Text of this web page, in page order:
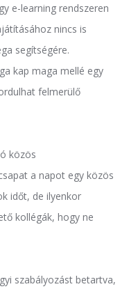
e-learning rendszeren
nincs is
segítségére.
kap maga mellé egy
felmerülő
közös
a napot egy közös
időt, de ilyenkor
kollégák, hogy ne
szabályozást betartva,